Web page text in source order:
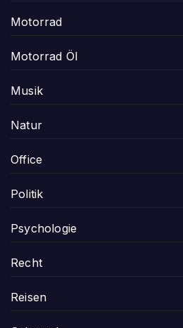
Motorrad
Motorrad Öl
Musik
Natur
Office
Politik
Psychologie
Recht
Reisen